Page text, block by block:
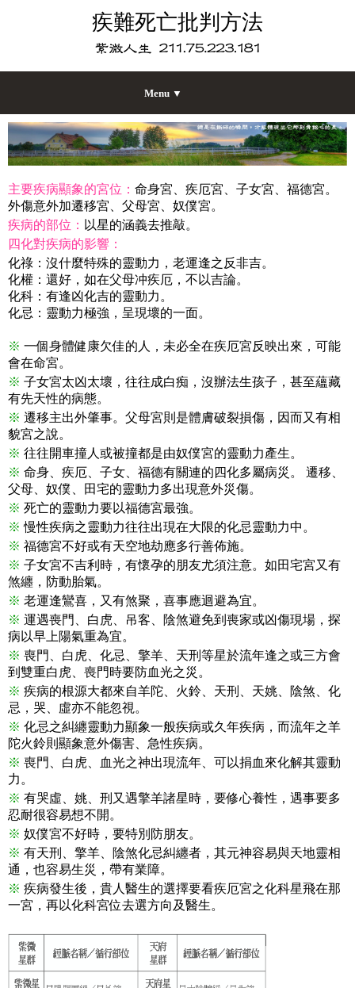
疾難死亡批判方法
Menu ▼
主要疾病顯象的宮位： 命身宮、疾厄宮、子女宮、福德宮。
外傷意外加遷移宮、父母宮、奴僕宮。
疾病的部位： 以星的涵義去推敲。
四化對疾病的影響：
化祿：沒什麼特殊的靈動力，老運逢之反非吉。
化權：還好，如在父母冲疾厄，不以吉論。
化科：有逢凶化吉的靈動力。
化忌：靈動力極強，呈現壞的一面。
※ 一個身體健康欠佳的人，未必全在疾厄宮反映出來，可能
會在命宮。
※ 子女宮太凶太壞，往往成白痴，沒辦法生孩子，甚至蘊藏
有先天性的病態。
※ 遷移主出外肇事。父母宮則是體膚破裂損傷，因而又有相
貌宮之說。
※ 往往開車撞人或被撞都是由奴僕宮的靈動力產生。
※ 命身、疾厄、子女、福德有關連的四化多屬病災。 遷移、
父母、奴僕、田宅的靈動力多出現意外災傷。
※ 死亡的靈動力要以福德宮最強。
※ 慢性疾病之靈動力往往出現在大限的化忌靈動力中。
※ 福德宮不好或有天空地劫應多行善佈施。
※ 子女宮不吉利時，有懷孕的朋友尤須注意。如田宅宮又有
煞纏，防動胎氣。
※ 老運逢鸞喜，又有煞聚，喜事應迴避為宜。
※ 運遇喪門、白虎、吊客、陰煞避免到喪家或凶傷現場，探
病以早上陽氣重為宜。
※ 喪門、白虎、化忌、擎羊、天刑等星於流年逢之或三方會
到雙重白虎、喪門時要防血光之災。
※ 疾病的根源大都來自羊陀、火鈴、天刑、天姚、陰煞、化
忌，哭、虛亦不能忽視。
※ 化忌之糾纏靈動力顯象一般疾病或久年疾病，而流年之羊
陀火鈴則顯象意外傷害、急性疾病。
※ 喪門、白虎、血光之神出現流年、可以捐血來化解其靈動
力。
※ 有哭虛、姚、刑又遇擎羊諸星時，要修心養性，遇事要多
忍耐很容易想不開。
※ 奴僕宮不好時，要特別防朋友。
※ 有天刑、擎羊、陰煞化忌糾纏者，其元神容易與天地靈相
通，也容易生災，帶有業障。
※ 疾病發生後，貴人醫生的選擇要看疾厄宮之化科星飛在那
一宮，再以化科宮位去選方向及醫生。